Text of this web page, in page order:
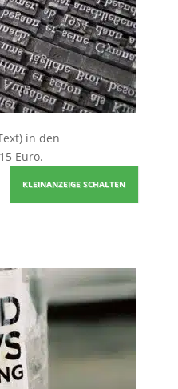
in den
Euro.
KLEINANZEIGE SCHALTEN